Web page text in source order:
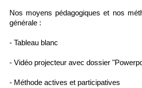
Nos moyens pédagogiques et nos
générale :
- Tableau blanc
- Vidéo projecteur avec dossier
- Méthode actives et participatives